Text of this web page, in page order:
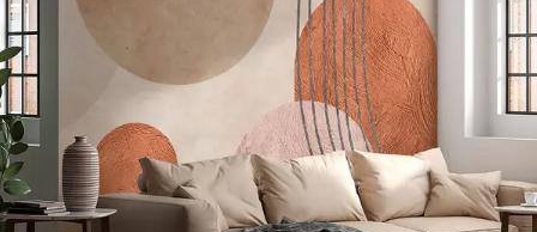
Премиум
3315 /m²
Премиум
6333.33 3800 .00 RSD /m²